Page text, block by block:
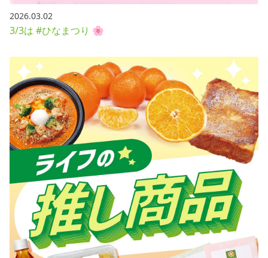
2026.03.02
3/3は #ひなまつり 🌸